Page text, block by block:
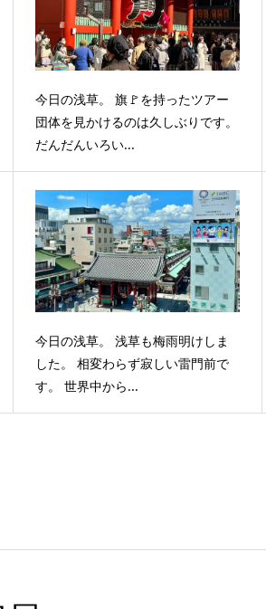
今日の浅草。 旗🚩を持ったツアー
団体を見かけるのは久しぶりです。
だんだんいろい...
今日の浅草。 浅草も梅雨明けしま
した。 相変わらず寂しい雷門前で
す。 世界中から...